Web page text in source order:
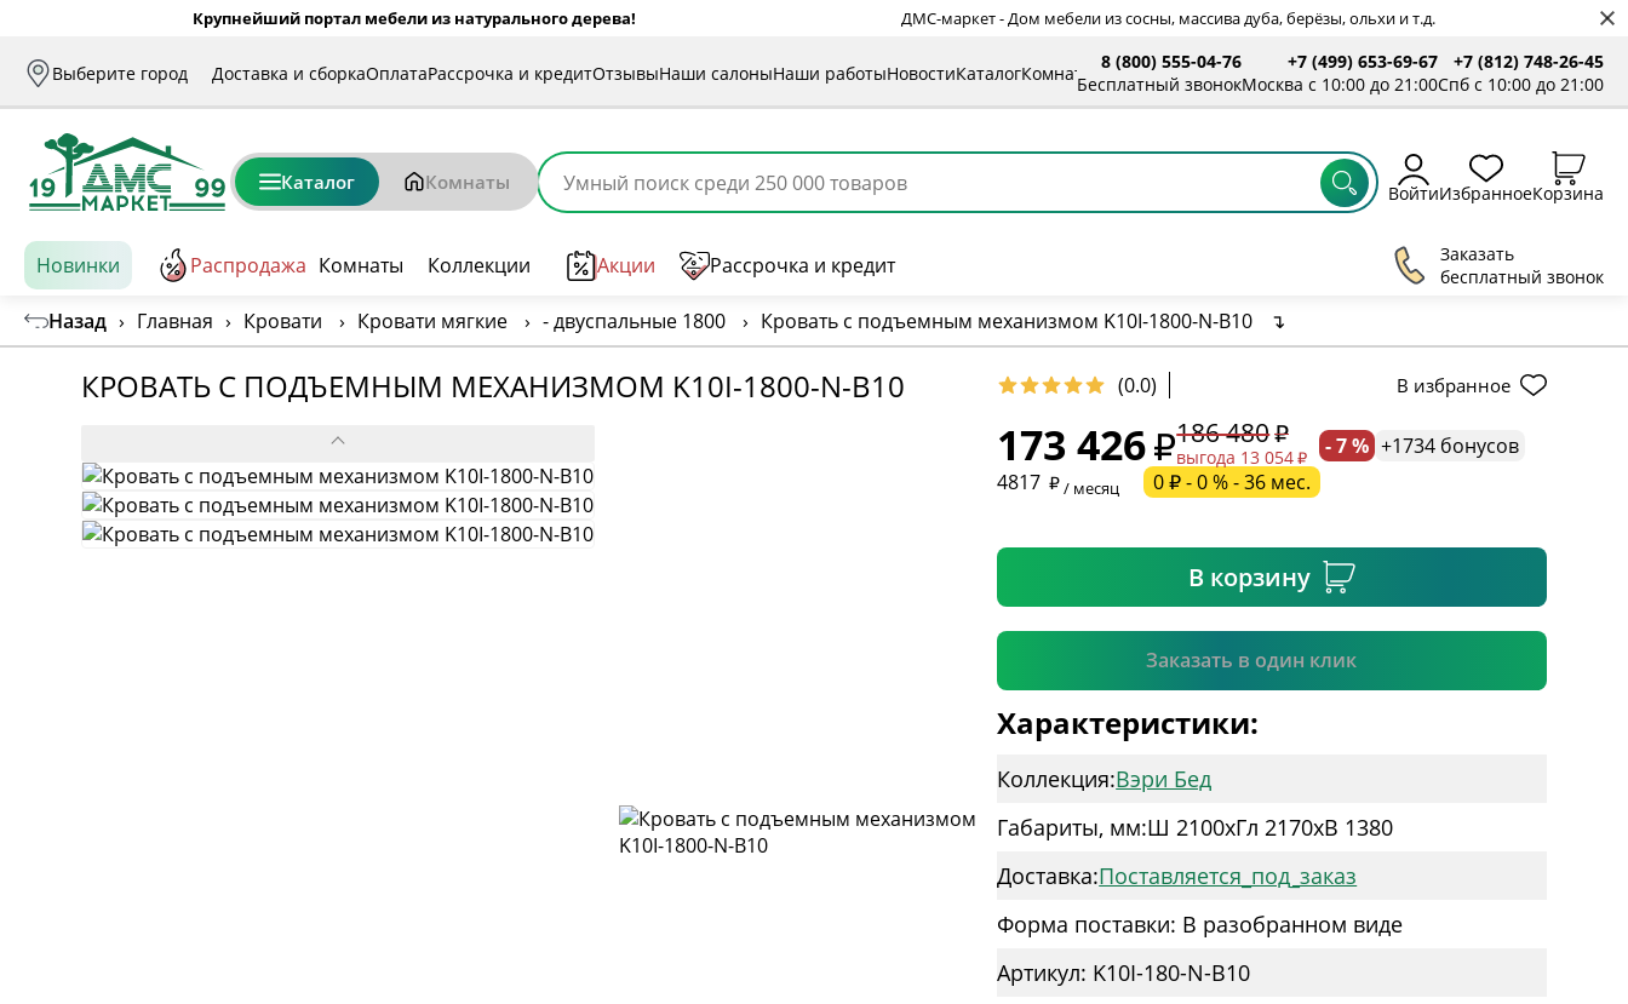
Крупнейший портал мебели из натурального дерева! ДМС-маркет - Дом мебели из сосны, массива дуба, берёзы, ольхи и т.д.
Выберите город Доставка и сборкаОплатаРассрочка и кредитОтзывыНаши салоныНаши работыНовостиКаталогКомнаты
8 (800) 555-04-76
Бесплатный звонок
+7 (499) 653-69-67
Москва с 10:00 до 21:00
+7 (812) 748-26-45
Спб с 10:00 до 21:00
Каталог Комнаты ВойтиИзбранноеКорзина
Новинки Распродажа Комнаты Коллекции Акции Рассрочка и кредит
Заказать
бесплатный звонок
Назад › Главная › Кровати › Кровати мягкие › - двуспальные 1800 › Кровать с подъемным механизмом K10I-1800-N-B10 ↴
КРОВАТЬ С ПОДЪЕМНЫМ МЕХАНИЗМОМ K10I-1800-N-B10 (0.0) В избранное
173 426 186 480
выгода 13 054 - 7 % +1734 бонусов
4817
/ месяц 0 ₽ - 0 % - 36 мес.
В корзину
Заказать в один клик
* необязательное поле
Подтвердить
Характеристики:
Коллекция:Вэри Бед
Габариты, мм:Ш 2100xГл 2170xВ 1380
Доставка:Поставляется_под_заказ
Форма поставки: В разобранном виде
Артикул: K10I-180-N-B10